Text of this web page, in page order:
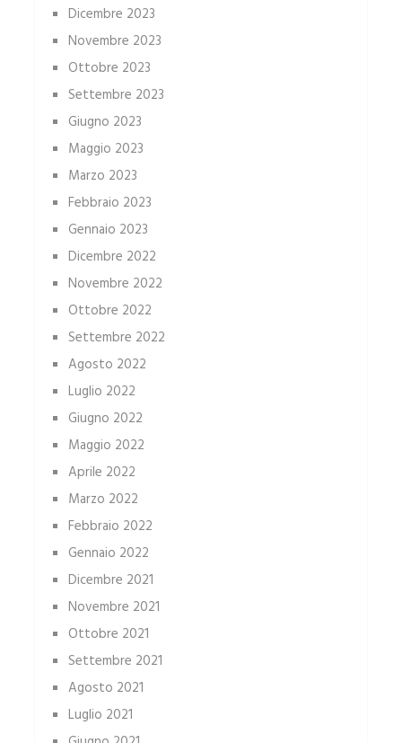
Dicembre 2023
Novembre 2023
Ottobre 2023
Settembre 2023
Giugno 2023
Maggio 2023
Marzo 2023
Febbraio 2023
Gennaio 2023
Dicembre 2022
Novembre 2022
Ottobre 2022
Settembre 2022
Agosto 2022
Luglio 2022
Giugno 2022
Maggio 2022
Aprile 2022
Marzo 2022
Febbraio 2022
Gennaio 2022
Dicembre 2021
Novembre 2021
Ottobre 2021
Settembre 2021
Agosto 2021
Luglio 2021